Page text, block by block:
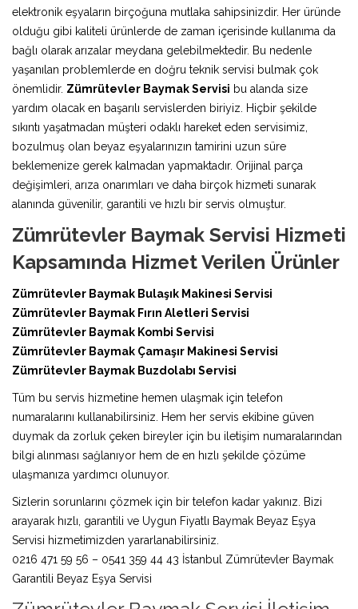
elektronik eşyaların birçoğuna mutlaka sahipsinizdir. Her üründe
olduğu gibi kaliteli ürünlerde de zaman içerisinde kullanıma da
bağlı olarak arızalar meydana gelebilmektedir. Bu nedenle
yaşanılan problemlerde en doğru teknik servisi bulmak çok
önemlidir. Zümrütevler Baymak Servisi bu alanda size
yardım olacak en başarılı servislerden biriyiz. Hiçbir şekilde
sıkıntı yaşatmadan müşteri odaklı hareket eden servisimiz,
bozulmuş olan beyaz eşyalarınızın tamirini uzun süre
beklemenize gerek kalmadan yapmaktadır. Orijinal parça
değişimleri, arıza onarımları ve daha birçok hizmeti sunarak
alanında güvenilir, garantili ve hızlı bir servis olmuştur.
Zümrütevler Baymak Servisi Hizmeti
Kapsamında Hizmet Verilen Ürünler
Zümrütevler Baymak Bulaşık Makinesi Servisi
Zümrütevler Baymak Fırın Aletleri Servisi
Zümrütevler Baymak Kombi Servisi
Zümrütevler Baymak Çamaşır Makinesi Servisi
Zümrütevler Baymak Buzdolabı Servisi
Tüm bu servis hizmetine hemen ulaşmak için telefon
numaralarını kullanabilirsiniz. Hem her servis ekibine güven
duymak da zorluk çeken bireyler için bu iletişim numaralarından
bilgi alınması sağlanıyor hem de en hızlı şekilde çözüme
ulaşmanıza yardımcı olunuyor.
Sizlerin sorunlarını çözmek için bir telefon kadar yakınız. Bizi
arayarak hızlı, garantili ve Uygun Fiyatlı Baymak Beyaz Eşya
Servisi hizmetimizden yararlanabilirsiniz.
0216 471 59 56 – 0541 359 44 43 İstanbul Zümrütevler Baymak
Garantili Beyaz Eşya Servisi